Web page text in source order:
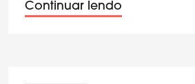
Continuar lendo